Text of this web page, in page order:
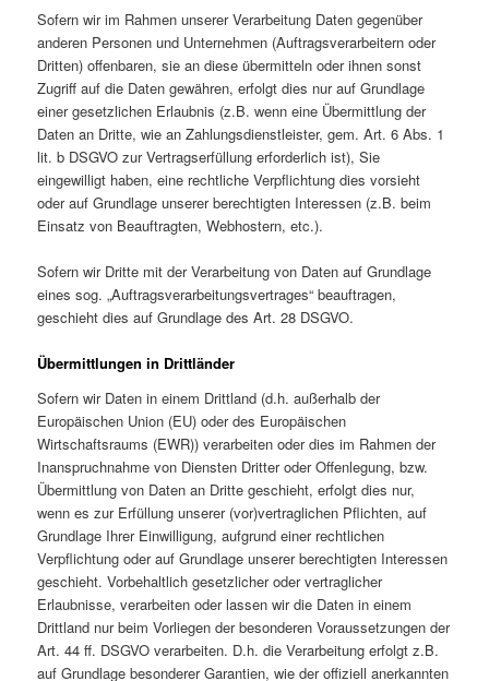
Sofern wir im Rahmen unserer Verarbeitung Daten gegenüber
anderen Personen und Unternehmen (Auftragsverarbeitern oder
Dritten) offenbaren, sie an diese übermitteln oder ihnen sonst
Zugriff auf die Daten gewähren, erfolgt dies nur auf Grundlage
einer gesetzlichen Erlaubnis (z.B. wenn eine Übermittlung der
Daten an Dritte, wie an Zahlungsdienstleister, gem. Art. 6 Abs. 1
lit. b DSGVO zur Vertragserfüllung erforderlich ist), Sie
eingewilligt haben, eine rechtliche Verpflichtung dies vorsieht
oder auf Grundlage unserer berechtigten Interessen (z.B. beim
Einsatz von Beauftragten, Webhostern, etc.).
Sofern wir Dritte mit der Verarbeitung von Daten auf Grundlage
eines sog. „Auftragsverarbeitungsvertrages“ beauftragen,
geschieht dies auf Grundlage des Art. 28 DSGVO.
Übermittlungen in Drittländer
Sofern wir Daten in einem Drittland (d.h. außerhalb der
Europäischen Union (EU) oder des Europäischen
Wirtschaftsraums (EWR)) verarbeiten oder dies im Rahmen der
Inanspruchnahme von Diensten Dritter oder Offenlegung, bzw.
Übermittlung von Daten an Dritte geschieht, erfolgt dies nur,
wenn es zur Erfüllung unserer (vor)vertraglichen Pflichten, auf
Grundlage Ihrer Einwilligung, aufgrund einer rechtlichen
Verpflichtung oder auf Grundlage unserer berechtigten Interessen
geschieht. Vorbehaltlich gesetzlicher oder vertraglicher
Erlaubnisse, verarbeiten oder lassen wir die Daten in einem
Drittland nur beim Vorliegen der besonderen Voraussetzungen der
Art. 44 ff. DSGVO verarbeiten. D.h. die Verarbeitung erfolgt z.B.
auf Grundlage besonderer Garantien, wie der offiziell anerkannten